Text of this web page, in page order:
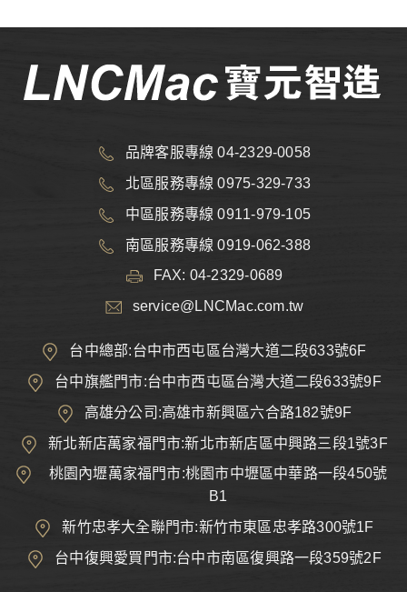
品牌客服專線 04-2329-0058
北區服務專線 0975-329-733
中區服務專線 0911-979-105
南區服務專線 0919-062-388
FAX: 04-2329-0689
service@LNCMac.com.tw
台中總部:台中市西屯區台灣大道二段633號6F
台中旗艦門市:台中市西屯區台灣大道二段633號9F
高雄分公司:高雄市新興區六合路182號9F
新北新店萬家福門市:新北市新店區中興路三段1號3F
桃園內壢萬家福門市:桃園市中壢區中華路一段450號
B1
新竹忠孝大全聯門市:新竹市東區忠孝路300號1F
台中復興愛買門市:台中市南區復興路一段359號2F